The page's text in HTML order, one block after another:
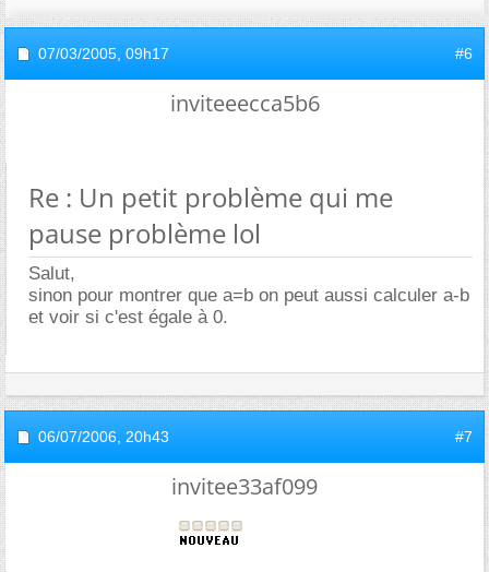
07/03/2005, 09h17 #6
inviteeecca5b6
Re : Un petit problème qui me
pause problème lol
Salut,
sinon pour montrer que a=b on peut aussi calculer a-b
et voir si c'est égale à 0.
06/07/2006, 20h43 #7
invitee33af099